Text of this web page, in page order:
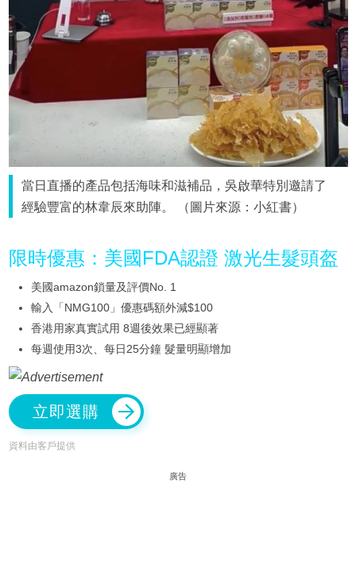
當日直播的產品包括海味和滋補品，吳啟華特別邀請了
經驗豐富的林韋辰來助陣。 （圖片來源：小紅書）
限時優惠：美國FDA認證 激光生髮頭盔
美國amazon鎖量及評價No. 1
輸入「NMG100」優惠碼額外減$100
香港用家真實試用 8週後效果已經顯著
每週使用3次、每日25分鐘 髮量明顯增加
立即選購
資料由客戶提供
廣告